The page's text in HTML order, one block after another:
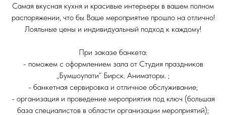
Самая вкусная кухня и красивые интерьеры в вашем полном
распоряжении, что бы Ваше мероприятие прошло на отлично!
Лояльные цены и индивидуальный подход к каждому!
При заказе банкета:
- поможем с оформлением зала от Студия праздников
„Бумшоупати“ Бирск. Аниматоры. ;
- банкетная сервировка и отличное обслуживание;
- организация и проведение мероприятия под ключ (большая
база специалистов в области организации мероприятий);